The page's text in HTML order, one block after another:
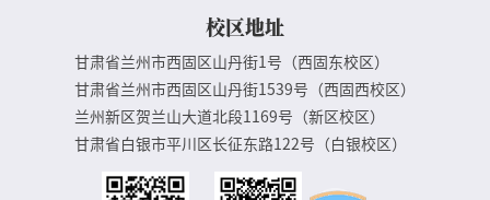
校区地址
甘肃省兰州市西固区山丹街1号（西固东校区）
甘肃省兰州市西固区山丹街1539号（西固西校区）
兰州新区贺兰山大道北段1169号（新区校区）
甘肃省白银市平川区长征东路122号（白银校区）